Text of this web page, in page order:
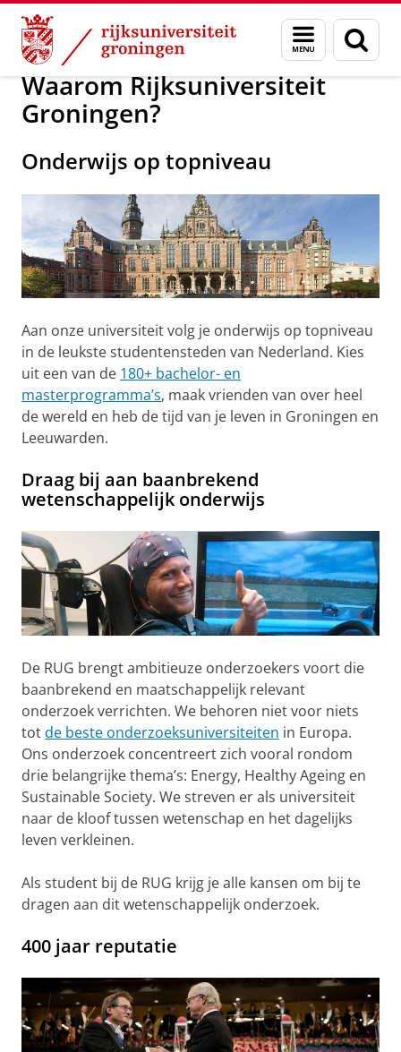
Skip
Content
Skip
Navigation
Menu
en
zoeken
Onderwijs Waarom RUG?
Waarom Rijksuniversiteit
Groningen?
Onderwijs op topniveau
Aan onze universiteit volg je onderwijs op topniveau
in de leukste studentensteden van Nederland. Kies
uit een van de 180+ bachelor- en
masterprogramma’s, maak vrienden van over heel
de wereld en heb de tijd van je leven in Groningen en
Leeuwarden.
Draag bij aan baanbrekend
wetenschappelijk onderwijs
De RUG brengt ambitieuze onderzoekers voort die
baanbrekend en maatschappelijk relevant
onderzoek verrichten. We behoren niet voor niets
totde beste onderzoeksuniversiteiten in Europa.
Ons onderzoek concentreert zich vooral rondom
drie belangrijke thema’s: Energy, Healthy Ageing en
Sustainable Society. We streven er als universiteit
naar de kloof tussen wetenschap en het dagelijks
leven verkleinen.
Als student bij de RUG krijg je alle kansen om bij te
dragen aan dit wetenschappelijk onderzoek.
400 jaar reputatie